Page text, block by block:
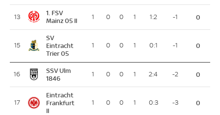
13
1. FSV
Mainz 05 II
1 0 0 1 1:2 -1 0
15
SV
Eintracht
Trier 05
1 0 0 1 0:1 -1 0
16
SSV Ulm
1846
1 0 0 1 2:4 -2 0
17
Eintracht
Frankfurt
II
1 0 0 1 0:3 -3 0